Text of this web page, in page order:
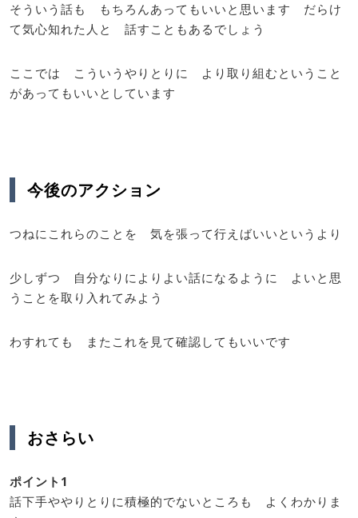
そういう話も もちろんあってもいいと思います だらけ
て気心知れた人と 話すこともあるでしょう
ここでは こういうやりとりに より取り組むということ
があってもいいとしています
今後のアクション
つねにこれらのことを 気を張って行えばいいというより
少しずつ 自分なりによりよい話になるように よいと思
うことを取り入れてみよう
わすれても またこれを見て確認してもいいです
おさらい
ポイント1
話下手ややりとりに積極的でないところも よくわかりま